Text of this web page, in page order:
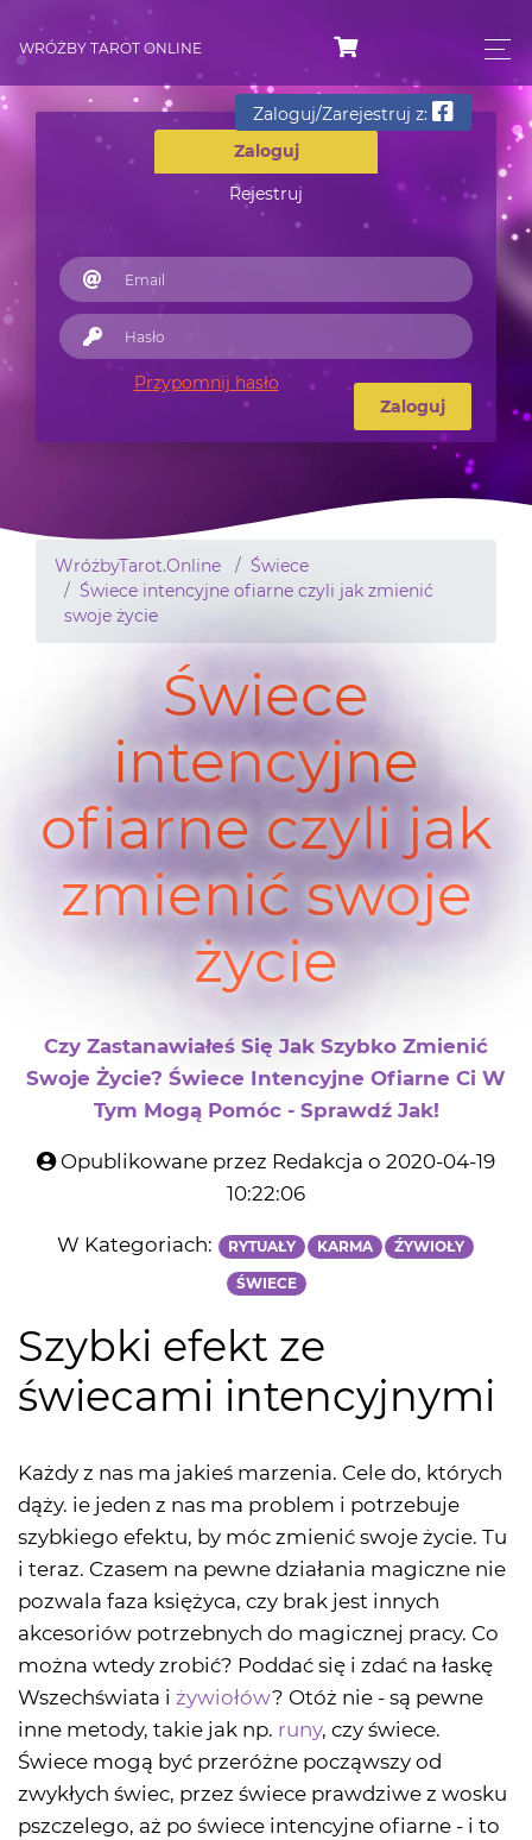
WRÓŻBY TAROT ONLINE
Zaloguj
Rejestruj
Zaloguj/Zarejestruj z:
Przypomnij hasło
Zaloguj
WróżbyTarot.Online
Świece
Świece intencyjne ofiarne czyli jak zmienić
swoje życie
Świece
intencyjne
ofiarne czyli jak
zmienić swoje
życie
Czy Zastanawiałeś Się Jak Szybko Zmienić
Swoje Życie? Świece Intencyjne Ofiarne Ci W
Tym Mogą Pomóc - Sprawdź Jak!
Opublikowane przez Redakcja o 2020-04-19
10:22:06
W Kategoriach: RYTUAŁY KARMA ŹYWIOŁY
ŚWIECE
Szybki efekt ze
świecami intencyjnymi
Każdy z nas ma jakieś marzenia. Cele do, których
dąży. ie jeden z nas ma problem i potrzebuje
szybkiego efektu, by móc zmienić swoje życie. Tu
i teraz. Czasem na pewne działania magiczne nie
pozwala faza księżyca, czy brak jest innych
akcesoriów potrzebnych do magicznej pracy. Co
można wtedy zrobić? Poddać się i zdać na łaskę
Wszechświata i żywiołów? Otóż nie - są pewne
inne metody, takie jak np. runy, czy świece.
Świece mogą być przeróżne począwszy od
zwykłych świec, przez świece prawdziwe z wosku
pszczelego, aż po świece intencyjne ofiarne - i to